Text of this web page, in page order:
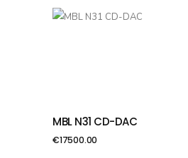
PIEVIENOT GROZAM
MBL N31 CD-DAC
€17500.00